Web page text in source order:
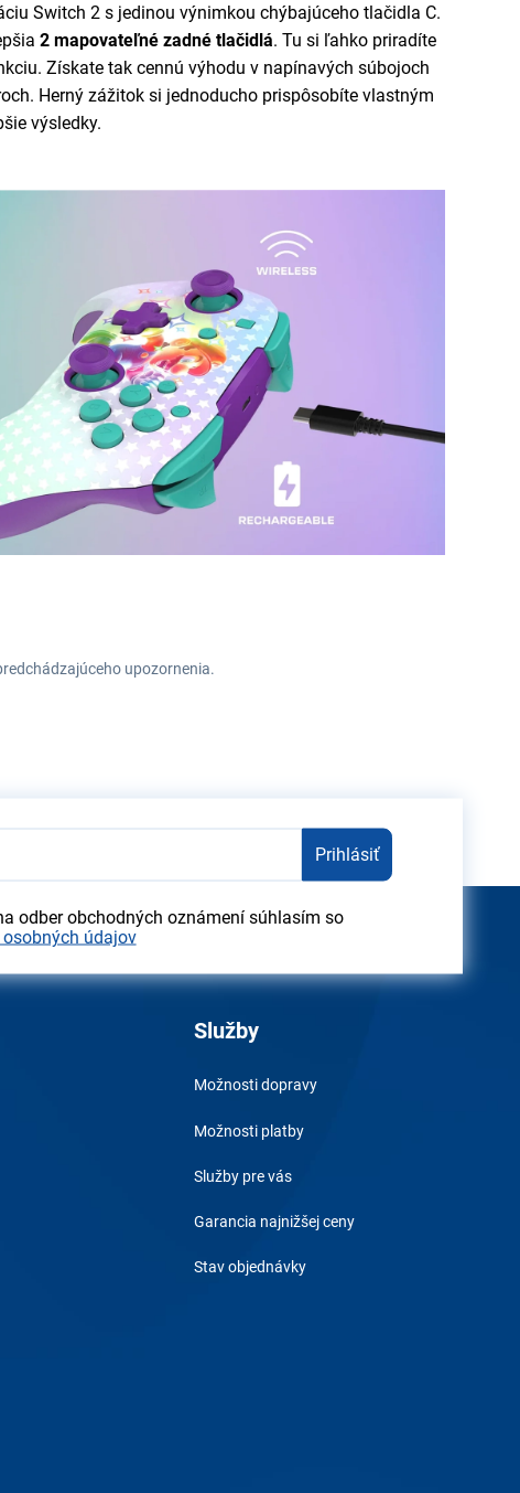
Switch 2 s jedinou výnimkou chýbajúceho tlačidla C.
2 mapovateľné zadné tlačidlá. Tu si ľahko priradíte
Získate tak cennú výhodu v napínavých súbojoch
Herný zážitok si jednoducho prispôsobíte vlastným
výsledky.
upozornenia.
Prihlásiť
odber obchodných oznámení súhlasím so
údajov
Služby
Možnosti dopravy
Možnosti platby
Služby pre vás
Garancia najnižšej ceny
Stav objednávky